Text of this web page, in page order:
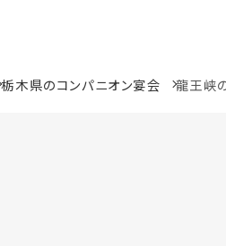
栃木県のコンパニオン宴会 龍王峡